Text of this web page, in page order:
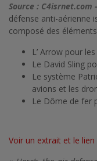
Source : C4isrnet.com
défense anti-aérienne
composé des
L’ Arrow pour
Le David Sling
Le système
avions et les
Le Dôme de fer
Voir un extrait et le lien